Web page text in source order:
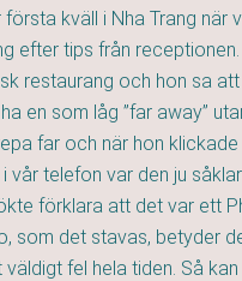
kväll i Nha Trang när
efter tips från
restaurang och hon sa att
en som låg ”far away”
far och när hon klickade
vår telefon var den ju
förklara att det var ett
som det stavas, betyder
väldigt fel hela tiden. Så